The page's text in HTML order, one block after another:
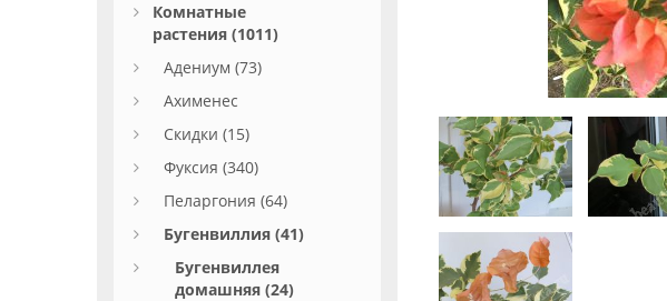
Комнатные
растения (1011)
Адениум (73)
Ахименес
Скидки (15)
Фуксия (340)
Пеларгония (64)
Бугенвиллия (41)
Бугенвиллея
домашняя (24)